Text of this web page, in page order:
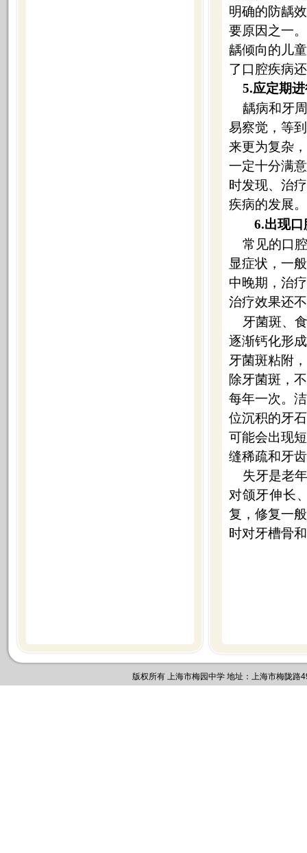
明确的防龋
要原因之一
龋倾向的儿
了口腔疾病
5.应定期
龋病和牙
易察觉，等
来更为复杂
一定十分满
时发现、治
疾病的发展。
6.出现
常见的口
显症状，一
中晚期，治
治疗效果还
牙菌斑、
逐渐钙化形
牙菌斑粘附
除牙菌斑，
每年一次。
位沉积的牙
可能会出现
缝稀疏和牙
失牙是老
对颌牙伸长
复，修复一
时对牙槽骨
版权所有 上海市梅园中学 地址：上海市梅陇